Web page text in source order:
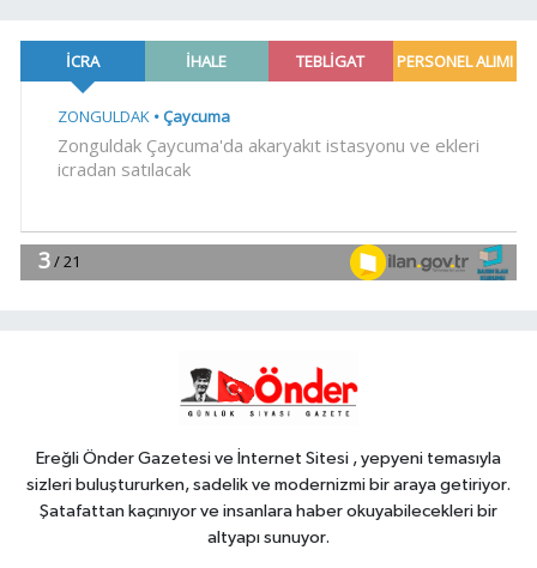
muhtarlara doğum günü ziyareti
09:32SpaceX'ten Ay'a çarpma
09:20 CHP Bahçelievler'de yeni
dönem
Ereğli Önder Gazetesi ve İnternet Sitesi , yepyeni temasıyla
sizleri buluştururken, sadelik ve modernizmi bir araya getiriyor.
Şatafattan kaçınıyor ve insanlara haber okuyabilecekleri bir
altyapı sunuyor.